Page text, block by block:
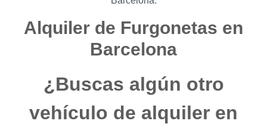
Alquiler de Furgonetas en
Barcelona
¿Buscas algún otro
vehículo de alquiler en